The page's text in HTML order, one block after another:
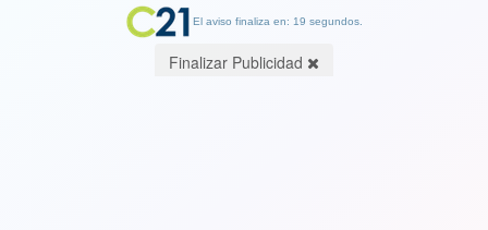
El aviso finaliza en: 19 segundos.
Finalizar Publicidad